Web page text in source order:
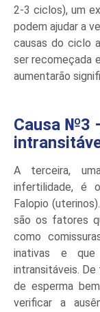
2-3 ciclos), um
podem ajudar a
causas do ciclo
ser recomeçada
aumentarão
Causa №3
A terceira,
infertilidade, é
Falopio
são os fatores
como
inativas e
intransitáveis. De
de esperma
verificar a